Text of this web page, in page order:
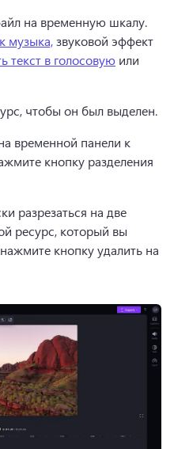
музыка, звуковой эффект
текст в голосовую или
чтобы он был выделен.
временной панели к
кнопку разделения
разрезаться на две
ресурс, который вы
кнопку удалить на